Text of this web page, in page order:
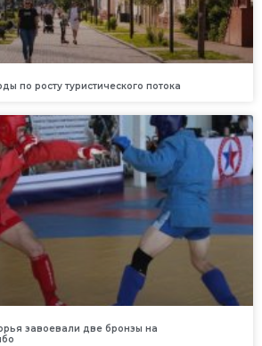
по росту туристического потока
завоевали две бронзы на